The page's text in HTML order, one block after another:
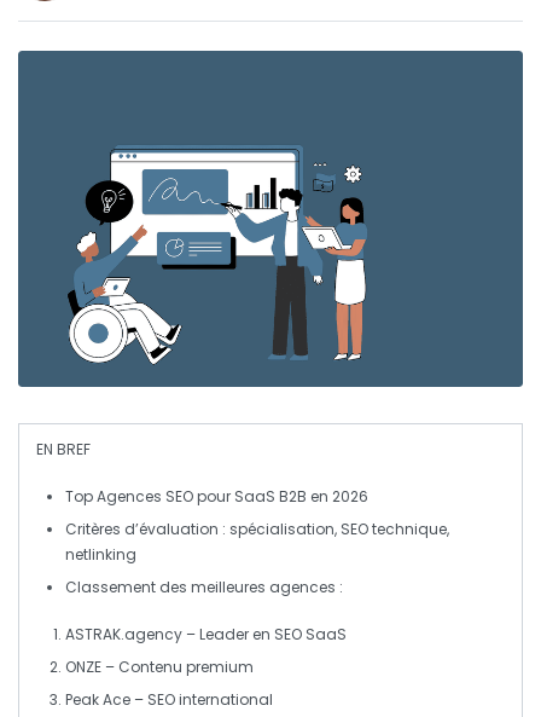
EN BREF
Top Agences SEOpour SaaS B2B en 2026
Critères d’évaluation : spécialisation, SEO technique,
netlinking
Classement des meilleures agences :
ASTRAK.agency – Leader en SEO SaaS
ONZE – Contenu premium
Peak Ace – SEO international